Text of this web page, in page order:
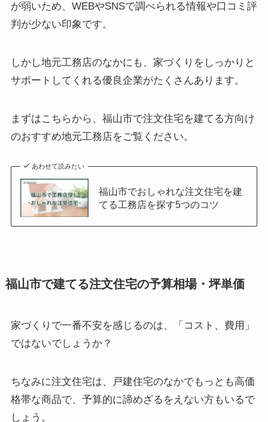
が弱いため、WEBやSNSで調べられる情報や口コミ評
判が少ない印象です。
しかし地元工務店のなかにも、家づくりをしっかりと
サポートしてくれる優良企業がたくさんあります。
まずはこちらから、福山市で注文住宅を建てる方向け
のおすすめ地元工務店をご覧ください。
あわせて読みたい
福山市でおしゃれな注文住宅を建
てる工務店を探す5つのコツ
福山市で建てる注文住宅の予算相場・坪単価
家づくりで一番不安を感じるのは、「コスト、費用」
ではないでしょうか？
ちなみに注文住宅は、戸建住宅のなかでもっとも高価
格帯な商品で、予算的に諦めざるをえない方もいるで
しょう。